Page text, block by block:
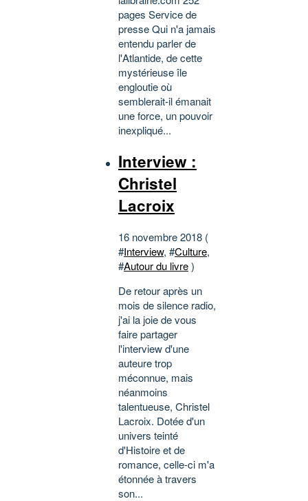
pages Service de
presse Qui n'a jamais
entendu parler de
l'Atlantide, de cette
mystérieuse île
engloutie où
semblerait-il émanait
une force, un pouvoir
inexpliqué...
Interview :
Christel
Lacroix
16 novembre 2018 (
#Interview, #Culture,
#Autour du livre)
De retour après un
mois de silence radio,
j'ai la joie de vous
faire partager
l'interview d'une
auteure trop
méconnue, mais
néanmoins
talentueuse, Christel
Lacroix. Dotée d'un
univers teinté
d'Histoire et de
romance, celle-ci m'a
étonnée à travers
son...